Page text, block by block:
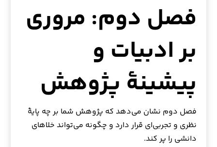
فصل دوم: مروری
بر ادبیات و
پیشینهٔ پژوهش
فصل دوم نشان می‌دهد که پژوهش شما بر چه پایهٔ
نظری و تجربی‌ای قرار دارد و چگونه می‌تواند خلاهای
دانشی را پر کند.